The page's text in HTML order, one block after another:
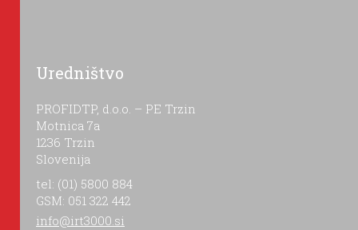
Uredništvo
PROFIDTP, d.o.o. – PE Trzin
Motnica 7a
1236 Trzin
Slovenija
tel: (01) 5800 884
GSM: 051 322 442
info@irt3000.si